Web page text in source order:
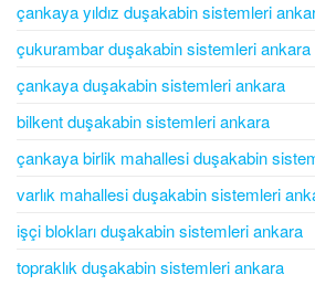
çankaya yıldız duşakabin sistemleri
çukurambar duşakabin sistemleri ankara
çankaya duşakabin sistemleri ankara
bilkent duşakabin sistemleri ankara
çankaya birlik mahallesi duşakabin
varlık mahallesi duşakabin sistemleri
işçi blokları duşakabin sistemleri ankara
topraklık duşakabin sistemleri ankara